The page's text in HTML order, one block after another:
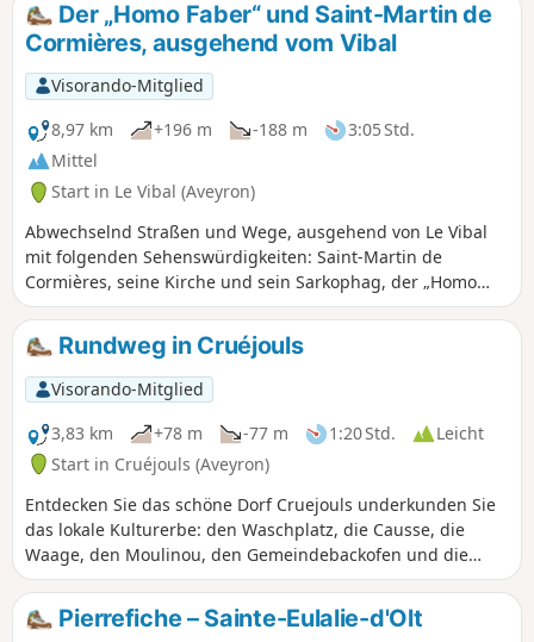
ankam, ließ er diese Kapelle zu Ehren der Jungfrau Maria
errichten, die er hier einige Wochen zuvor angefleht hatte.
Der „Homo Faber“ und Saint-Martin de
Cormières, ausgehend vom Vibal
Visorando-Mitglied
8,97 km
+196 m -188 m
3:05 Std.
Mittel
Start in Le Vibal (Aveyron)
Abwechselnd Straßen und Wege, ausgehend von Le Vibal
mit folgenden Sehenswürdigkeiten: Saint-Martin de
Cormières, seine Kirche und sein Sarkophag, der „Homo
Faber“ und der Christus von Claude Villefranque.
Möglichkeit, das Kreativhaus von Claude Villefranque in Le
Vibal zu besichtigen.
Rundweg in Cruéjouls
Visorando-Mitglied
3,83 km
+78 m -77 m 1:20 Std.
Leicht
Start in Cruéjouls (Aveyron)
Entdecken Sie das schöne Dorf Cruejouls underkunden Sie
das lokale Kulturerbe: den Waschplatz, die Causse, die
Waage, den Moulinou, den Gemeindebackofen und die
wunderschöne Kirche. Folgen Sie den asphaltierten Straßen
und Wegen und bewundern Sie das Kulturerbe, die
Aussicht auf das Dorf und die umliegende Natur.
Pierrefiche – Sainte-Eulalie-d'Olt